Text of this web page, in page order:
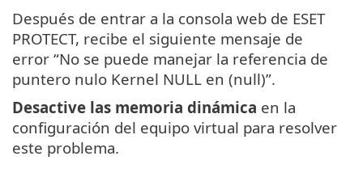
Después de entrar a la consola web de ESET
PROTECT, recibe el siguiente mensaje de
error “No se puede manejar la referencia de
puntero nulo Kernel NULL en (null)”.
Desactive las memoria dinámica en la
configuración del equipo virtual para resolver
este problema.